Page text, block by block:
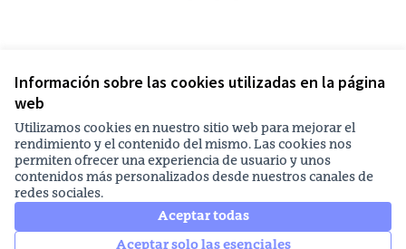
Información sobre las cookies utilizadas en la página
web
Utilizamos cookies en nuestro sitio web para mejorar el
rendimiento y el contenido del mismo. Las cookies nos
permiten ofrecer una experiencia de usuario y unos
contenidos más personalizados desde nuestros canales de
redes sociales.
Aceptar todas
Aceptar solo las esenciales
Principios y normas de utilización
Configuración de cookies
EHUagora en Facebook
(Enlace externo)
EHUagora en Instagram
(Enlace externo)
EHUagora en YouTube
(Enlace externo)
Castellano
Elegir el idiomaAukeratu hizkuntza